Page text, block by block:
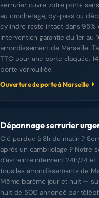
serrurier ouvre votre porte
au crochetage, by-pass ou
cylindre reste intact dans 95%
Intervention garantie du 1er au
arrondissement de Marseille.
TTC pour une porte claquée,
porte verrouillée.
Ouverture de porte à Marseille
Dépannage serrurier
Clé perdue à 3h du matin ?
après un cambriolage ? Notre
d'astreinte intervient 24h/24 et
tous les arrondissements de
Même barème jour et nuit —
nuit de 50€ annoncé par